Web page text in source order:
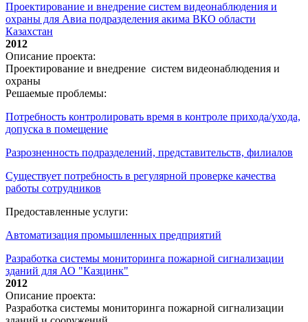
Проектирование и внедрение систем видеонаблюдения и
охраны для Авиа подразделения акима ВКО области
Казахстан
2012
Описание проекта:
Проектирование и внедрение систем видеонаблюдения и
охраны
Решаемые проблемы:
Потребность контролировать время в контроле прихода/ухода,
допуска в помещение
Разрозненность подразделений, представительств, филиалов
Существует потребность в регулярной проверке качества
работы сотрудников
Предоставленные услуги:
Автоматизация промышленных предприятий
Разработка системы мониторинга пожарной сигнализации
зданий для АО "Казцинк"
2012
Описание проекта:
Разработка системы мониторинга пожарной сигнализации